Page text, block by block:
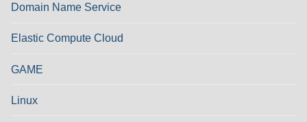
Domain Name Service
Elastic Compute Cloud
GAME
Linux